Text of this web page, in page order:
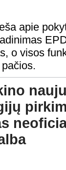
apie
o visos